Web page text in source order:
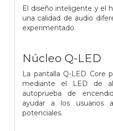
El diseño inteligente y el
una calidad de audio
experimentado.
Núcleo Q-LED
La pantalla Q-LED Core
mediante el LED de
autoprueba de
ayudar a los usuarios
potenciales.